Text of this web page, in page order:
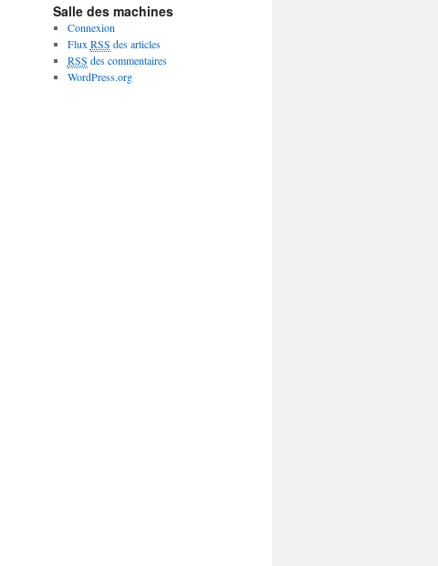
Salle des machines
Connexion
Flux RSS des articles
RSS des commentaires
WordPress.org